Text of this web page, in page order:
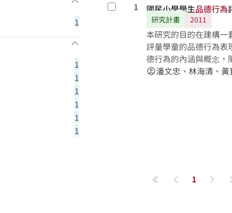
1
1
1
1
1
1
1
勾選
1 國民小學學生品德行為
研究計畫 2011
本研究的目的在建構
評量學童的品德行為表
德行為的內涵與概念，
品德行為的內涵，並從
此外，在各背景變項
account_circle潘文忠、林海清、
第一頁上一頁
1 下一